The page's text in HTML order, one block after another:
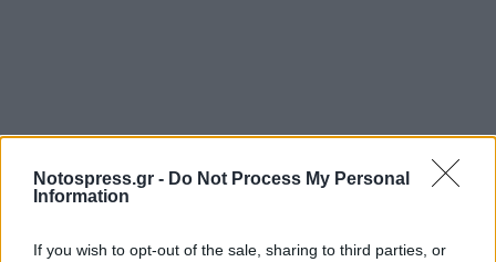
Notospress.gr - Do Not Process My Personal
Information
If you wish to opt-out of the sale, sharing to third parties, or